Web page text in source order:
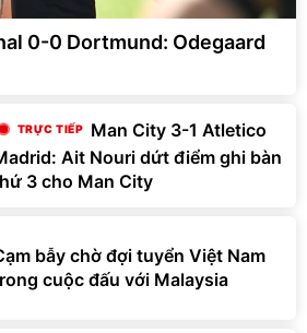
0-0 Dortmund: Odegaard
Man City 3-1 Atletico
Ait Nouri dứt điểm ghi bàn
3 cho Man City
bẫy chờ đợi tuyển Việt Nam
cuộc đấu với Malaysia